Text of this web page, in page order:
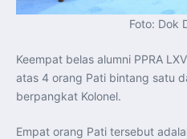
Foto: Dok
Keempat belas alumni PPRA
atas 4 orang Pati bintang satu
berpangkat Kolonel.
Empat orang Pati tersebut